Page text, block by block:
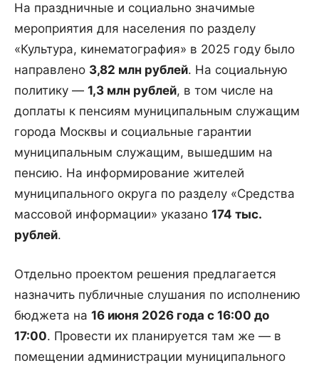
На праздничные и социально значимые
мероприятия для населения по разделу
«Культура, кинематография» в 2025 году было
направлено 3,82 млн рублей. На социальную
политику — 1,3 млн рублей, в том числе на
доплаты к пенсиям муниципальным служащим
города Москвы и социальные гарантии
муниципальным служащим, вышедшим на
пенсию. На информирование жителей
муниципального округа по разделу «Средства
массовой информации» указано 174 тыс.
рублей.
Отдельно проектом решения предлагается
назначить публичные слушания по исполнению
бюджета на 16 июня 2026 года с 16:00 до
17:00. Провести их планируется там же — в
помещении администрации муниципального